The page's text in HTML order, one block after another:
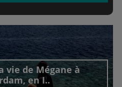
vie de Mégane à
en I..